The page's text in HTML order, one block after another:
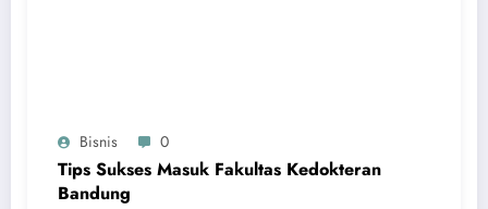
Bisnis 0
Tips Sukses Masuk Fakultas Kedokteran
Bandung